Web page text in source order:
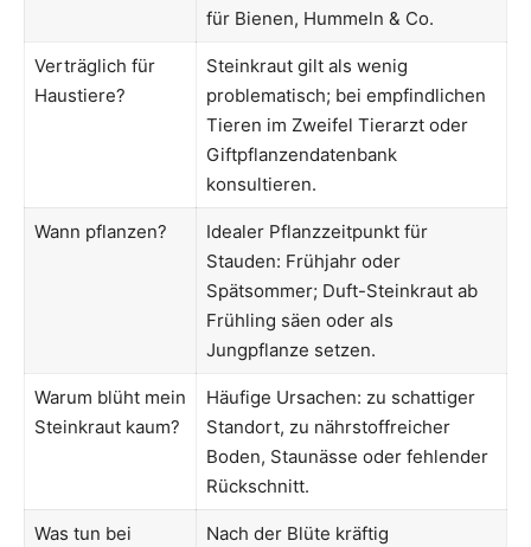
für Bienen, Hummeln & Co.
Verträglich für
Haustiere?
Steinkraut gilt als wenig
problematisch; bei empfindlichen
Tieren im Zweifel Tierarzt oder
Giftpflanzendatenbank
konsultieren.
Wann pflanzen?
Idealer Pflanzzeitpunkt für
Stauden: Frühjahr oder
Spätsommer; Duft-Steinkraut ab
Frühling säen oder als
Jungpflanze setzen.
Warum blüht mein
Steinkraut kaum?
Häufige Ursachen: zu schattiger
Standort, zu nährstoffreicher
Boden, Staunässe oder fehlender
Rückschnitt.
Was tun bei
Nach der Blüte kräftig